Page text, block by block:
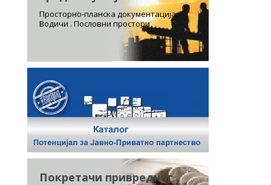
Просторно-планска документација.
Водичи . Пословни простори
Покретачи привредног